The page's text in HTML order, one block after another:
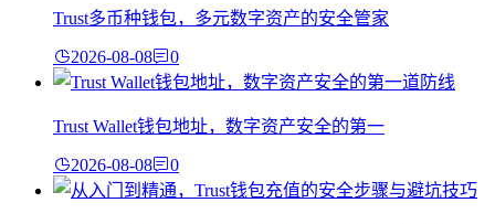
Trust多币种钱包，多元数字资产的安全管家
2026-08-08 0
Trust Wallet钱包地址，数字资产安全的第一
2026-08-08 0